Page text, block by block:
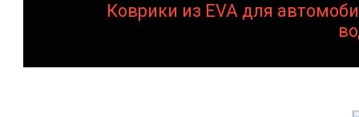
Коврики из EVA для